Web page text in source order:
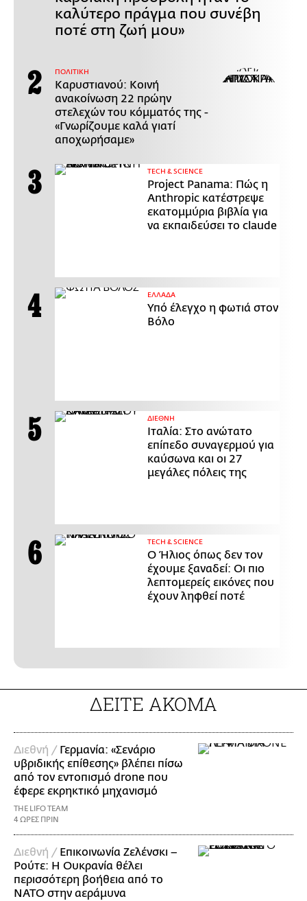
καλύτερο πράγμα που συνέβη
ποτέ στη ζωή μου»
ΠΟΛΙΤΙΚΗ
Καρυστιανού: Κοινή
ανακοίνωση 22 πρώην
στελεχών του κόμματός της -
«Γνωρίζουμε καλά γιατί
αποχωρήσαμε»
ΤECH & SCIENCE
Project Panama: Πώς η
Anthropic κατέστρεψε
εκατομμύρια βιβλία για
να εκπαιδεύσει το claude
ΕΛΛΑΔΑ
Υπό έλεγχο η φωτιά στον
Βόλο
ΔΙΕΘΝΗ
Ιταλία: Στο ανώτατο
επίπεδο συναγερμού για
καύσωνα και οι 27
μεγάλες πόλεις της
ΤECH & SCIENCE
Ο Ήλιος όπως δεν τον
έχουμε ξαναδεί: Οι πιο
λεπτομερείς εικόνες που
έχουν ληφθεί ποτέ
ΔΕΙΤΕ ΑΚΟΜΑ
Διεθνή / Γερμανία: «Σενάριο
υβριδικής επίθεσης» βλέπει πίσω
από τον εντοπισμό drone που
έφερε εκρηκτικό μηχανισμό
THE LIFO TEAM
4 ΩΡΕΣ ΠΡΙΝ
Διεθνή / Επικοινωνία Ζελένσκι –
Ρούτε: Η Ουκρανία θέλει
περισσότερη βοήθεια από το
ΝΑΤΟ στην αεράμυνα